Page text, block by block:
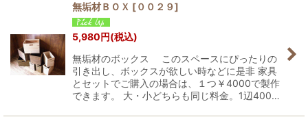
無垢材ＢＯＸ [００２９]
5,980円(税込)
無垢材のボックス このスペースにぴったりの
引き出し、ボックスが欲しい時などに是非 家具
とセットでご購入の場合は、１つ￥4000で製作
できます。 大・小どちらも同じ料金。1辺400…